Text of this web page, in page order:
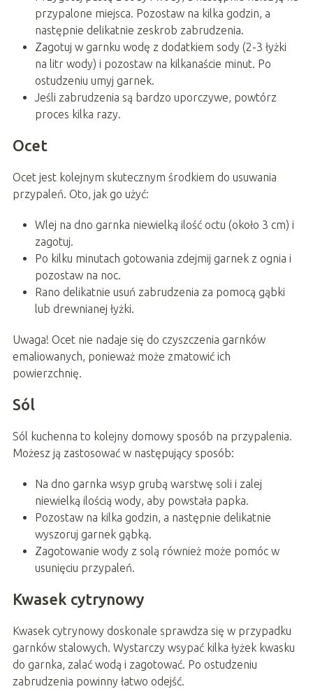
przypalone miejsca. Pozostaw na kilka godzin, a
następnie delikatnie zeskrob zabrudzenia.
Zagotuj w garnku wodę z dodatkiem sody (2-3 łyżki
na litr wody) i pozostaw na kilkanaście minut. Po
ostudzeniu umyj garnek.
Jeśli zabrudzenia są bardzo uporczywe, powtórz
proces kilka razy.
Ocet
Ocet jest kolejnym skutecznym środkiem do usuwania
przypaleń. Oto, jak go użyć:
Wlej na dno garnka niewielką ilość octu (około 3 cm) i
zagotuj.
Po kilku minutach gotowania zdejmij garnek z ognia i
pozostaw na noc.
Rano delikatnie usuń zabrudzenia za pomocą gąbki
lub drewnianej łyżki.
Uwaga! Ocet nie nadaje się do czyszczenia garnków
emaliowanych, ponieważ może zmatowić ich
powierzchnię.
Sól
Sól kuchenna to kolejny domowy sposób na przypalenia.
Możesz ją zastosować w następujący sposób:
Na dno garnka wsyp grubą warstwę soli i zalej
niewielką ilością wody, aby powstała papka.
Pozostaw na kilka godzin, a następnie delikatnie
wyszoruj garnek gąbką.
Zagotowanie wody z solą również może pomóc w
usunięciu przypaleń.
Kwasek cytrynowy
Kwasek cytrynowy doskonale sprawdza się w przypadku
garnków stalowych. Wystarczy wsypać kilka łyżek kwasku
do garnka, zalać wodą i zagotować. Po ostudzeniu
zabrudzenia powinny łatwo odejść.